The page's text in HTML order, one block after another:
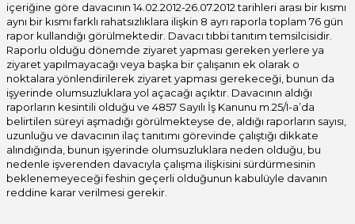
içeriğine göre davacının 14.02.2012-26.07.2012 tarihleri arası bir kısmı
aynı bir kısmı farklı rahatsızlıklara ilişkin 8 ayrı raporla toplam 76 gün
rapor kullandığı görülmektedir. Davacı tıbbi tanıtım temsilcisidir.
Raporlu olduğu dönemde ziyaret yapması gereken yerlere ya
ziyaret yapılmayacağı veya başka bir çalışanın ek olarak o
noktalara yönlendirilerek ziyaret yapması gerekeceği, bunun da
işyerinde olumsuzluklara yol açacağı açıktır. Davacının aldığı
raporların kesintili olduğu ve 4857 Sayılı İş Kanunu m.25/I-a’da
belirtilen süreyi aşmadığı görülmekteyse de, aldığı raporların sayısı,
uzunluğu ve davacının ilaç tanıtımı görevinde çalıştığı dikkate
alındığında, bunun işyerinde olumsuzluklara neden olduğu, bu
nedenle işverenden davacıyla çalışma ilişkisini sürdürmesinin
beklenemeyeceği feshin geçerli olduğunun kabulüyle davanın
reddine karar verilmesi gerekir.